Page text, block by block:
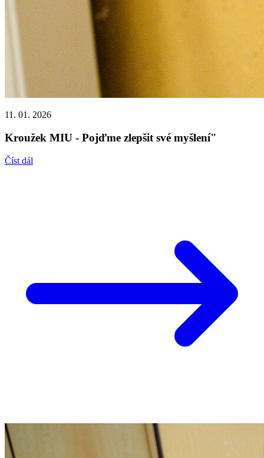
11. 01. 2026
Kroužek MIU - Pojďme zlepšit své myšlení"
Číst dál